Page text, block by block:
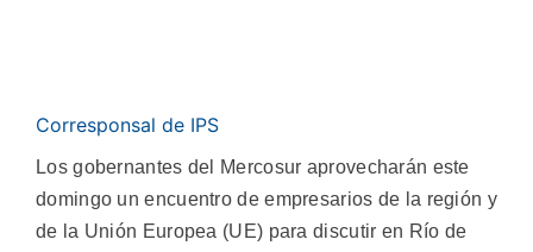
Corresponsal de IPS
Los gobernantes del Mercosur aprovecharán este
domingo un encuentro de empresarios de la región y
de la Unión Europea (UE) para discutir en Río de